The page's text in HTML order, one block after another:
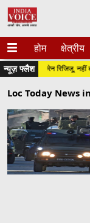
होम क्षेत्रीय
न्यूज़ फ्लैश
से मिले किरेन रिजिजू, नहीं बनी
Loc Today News